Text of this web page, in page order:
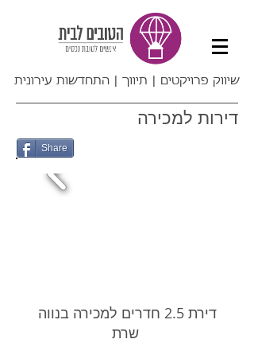
שיווק פרויקטים | תיווך | התחדשות עירונית
דירות למכירה
Share
דירת 2.5 חדרים למכירה בנווה
שרת ​